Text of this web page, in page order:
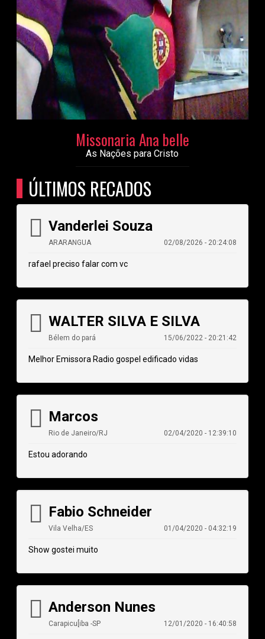
Missonaria Ana belle
As Nações para Cristo
ÚLTIMOS RECADOS
Vanderlei Souza
ARARANGUA 02/08/2026 - 20:24:08
rafael preciso falar com vc
WALTER SILVA E SILVA
Bélem do pará 15/06/2022 - 20:21:42
Melhor Emissora Radio gospel edificado vidas
Marcos
Rio de Janeiro/RJ 02/04/2020 - 12:39:10
Estou adorando
Fabio Schneider
Vila Velha/ES 01/04/2020 - 04:32:19
Show gostei muito
Anderson Nunes
Carapicu[iba -SP 12/01/2020 - 16:40:58